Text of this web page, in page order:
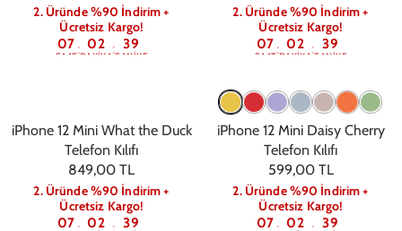
2. Üründe %90 İndirim +
Ücretsiz Kargo!
07
SAAT: 02
DAKIKA : 39
SANIYE
2. Üründe %90 İndirim +
Ücretsiz Kargo!
07
SAAT: 02
DAKIKA : 39
SANIYE
iPhone 12 Mini What the Duck
Telefon Kılıfı
849,00 TL
2. Üründe %90 İndirim +
Ücretsiz Kargo!
07 02 39
iPhone 12 Mini Daisy Cherry
Telefon Kılıfı
599,00 TL
2. Üründe %90 İndirim +
Ücretsiz Kargo!
07 02 39